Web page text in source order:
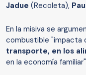
Jadue (Recoleta),
En la misiva se
combustible "impacta
transporte, en los
en la economía